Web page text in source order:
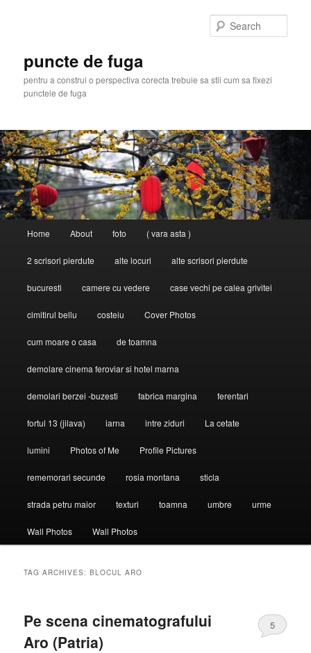
puncte de fuga
pentru a construi o perspectiva corecta trebuie sa stii cum sa fixezi
punctele de fuga
Home About foto ( vara asta )
2 scrisori pierdute alte locuri alte scrisori pierdute
bucuresti camere cu vedere case vechi pe calea grivitei
cimitirul bellu costeiu Cover Photos
cum moare o casa de toamna
demolare cinema feroviar si hotel marna
demolari berzei -buzesti fabrica margina ferentari
fortul 13 (jilava) iarna intre ziduri La cetate
lumini Photos of Me Profile Pictures
rememorari secunde rosia montana sticla
strada petru maior texturi toamna umbre urme
Wall Photos Wall Photos
TAG ARCHIVES:BLOCUL ARO
Pe scena cinematografului
Aro (Patria)
5